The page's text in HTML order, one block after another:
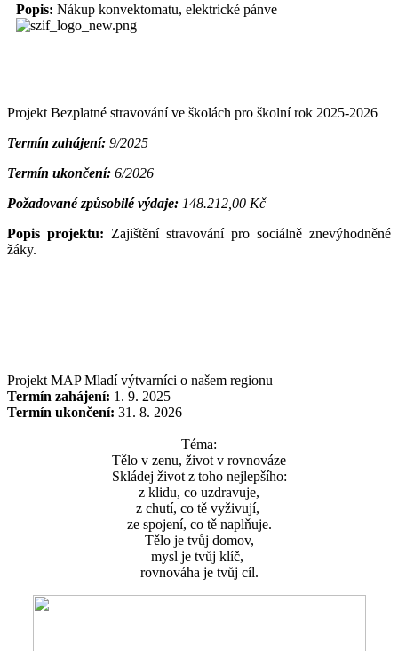
Popis: Nákup konvektomatu, elektrické pánve
Projekt Bezplatné stravování ve školách pro školní rok 2025-2026
Termín zahájení: 9/2025
Termín ukončení: 6/2026
Požadované způsobilé výdaje: 148.212,00 Kč
Popis projektu: Zajištění stravování pro sociálně znevýhodněné
žáky.
Projekt MAP Mladí výtvarníci o našem regionu
Termín zahájení: 1. 9. 2025
Termín ukončení: 31. 8. 2026
Téma:
Tělo v zenu, život v rovnováze
Skládej život z toho nejlepšího:
z klidu, co uzdravuje,
z chutí, co tě vyživují,
ze spojení, co tě naplňuje.
Tělo je tvůj domov,
mysl je tvůj klíč,
rovnováha je tvůj cíl.